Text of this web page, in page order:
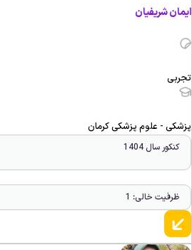
شریفیان
- علوم پزشکی کرمان
کنکور سال 1404
ظرفیت خالی: 1